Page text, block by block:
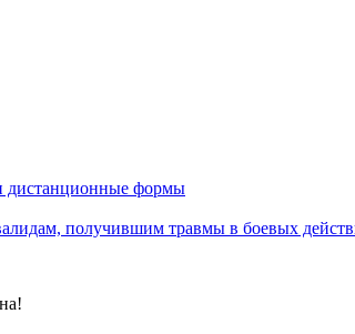
дистанционные формы
получившим травмы в боевых